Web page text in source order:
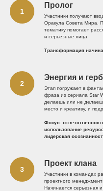
Пролог
Участники получают
Оракула Совета Мира.
тематику помогает
и серьезные лица.
Трансформация
Энергия и герб
Этап погружает в
фраза из сериала Star
делаешь или не
место и креативу, и
Фокус:
использование
лидерская
Проект клана
Участники в командах
проектного
Начинается серьезная